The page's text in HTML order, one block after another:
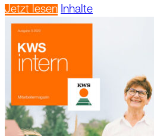
Jetzt lesen Inhalte